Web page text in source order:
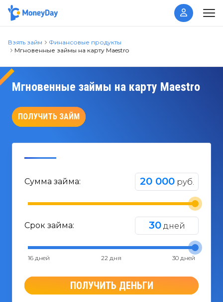
Взять займ
Финансовые продукты
Мгновенные займы на карту Maestro
Мгновенные займы на карту Maestro
ПОЛУЧИТЬ ЗАЙМ
Сумма займа: 20 000 руб.
Срок займа: 30 дней
16 дней 22 дня 30 дней
ПОЛУЧИТЬ ДЕНЬГИ